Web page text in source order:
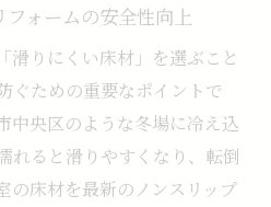
ォームの安全性向上
滑りにくい床材」を選ぶこと
ぐための重要なポイントで
中央区のような冬場に冷え込
れると滑りやすくなり、転倒
の床材を最新のノンスリップ